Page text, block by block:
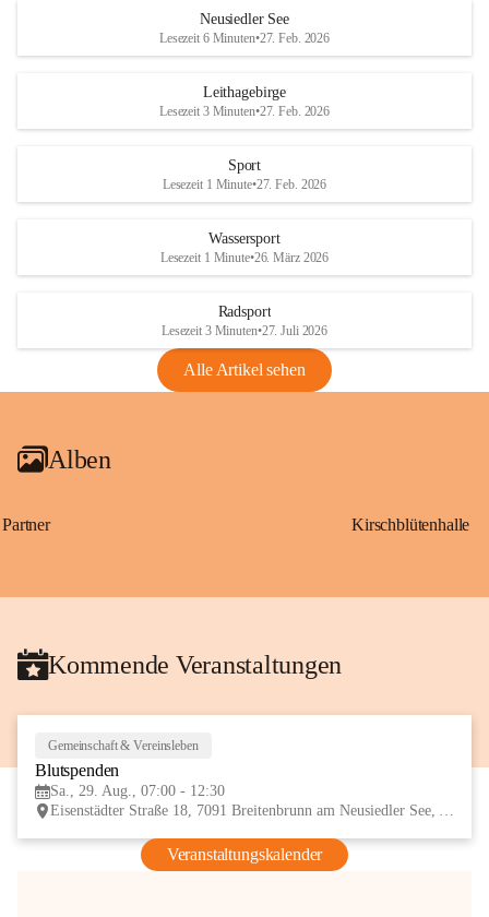
S
und den daraus folgenden wirtschaftlichen
Maßnahmen zur Bekämpfung
Rebe und der Amerikanischen
Anhang VBl. EU Nr. 18
1 Seite•1,4 MB
VBl. EU Nr. 18_2026
r
S
Neusiedler See
Lesezeit 6 Minuten•27. Feb. 2026
Leithagebirge
Lesezeit 3 Minuten•27. Feb. 2026
Sport
Lesezeit 1 Minute•27. Feb. 2026
Wassersport
Lesezeit 1 Minute•26. März 2026
Radsport
Lesezeit 3 Minuten•27. Juli 2026
Alle Artikel sehen
Alben
Partner Kirschblütenhalle
Kommende Veranstaltungen
Gemeinschaft & Vereinsleben
Blutspenden
Sa., 29. Aug., 07:00 - 12:30
Eisenstädter Straße 18, 7091 Breitenbrunn am Neusiedler See, AUT
Veranstaltungskalender